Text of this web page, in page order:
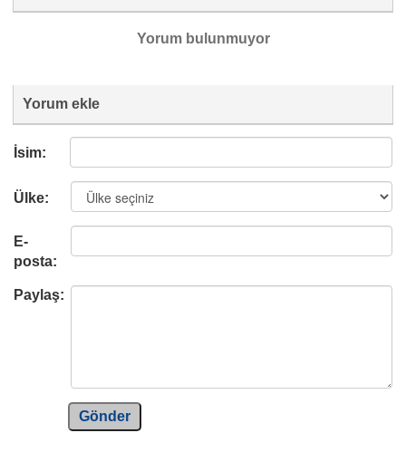
Yorum bulunmuyor
Yorum ekle
İsim:
Ülke:
E-
posta:
Paylaş:
Gönder